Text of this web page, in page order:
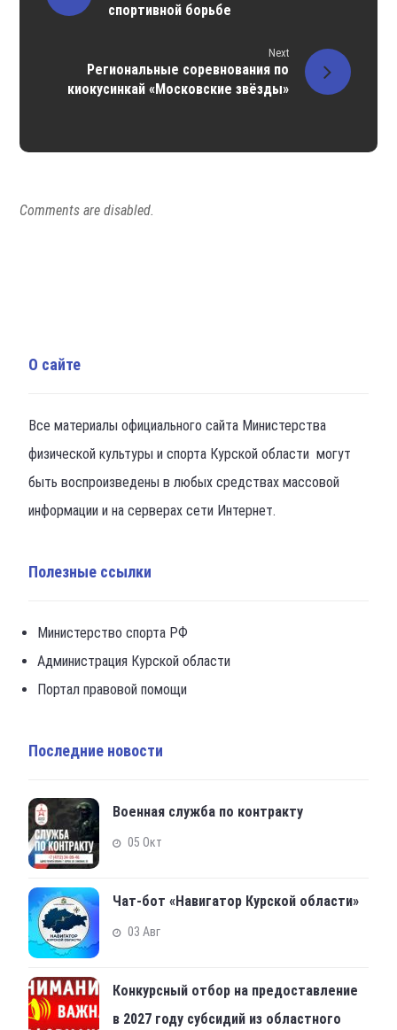
спортивной борьбе
Next
Региональные соревнования по
киокусинкай «Московские звёзды»
Comments are disabled.
О сайте
Все материалы официального сайта Министерства
физической культуры и спорта Курской области могут
быть воспроизведены в любых средствах массовой
информации и на серверах сети Интернет.
Полезные ссылки
Министерство спорта РФ
Администрация Курской области
Портал правовой помощи
Последние новости
Военная служба по контракту
05 Окт
Чат-бот «Навигатор Курской области»
03 Авг
Конкурсный отбор на предоставление
в 2027 году субсидий из областного